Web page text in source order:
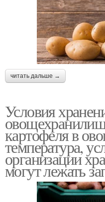
читать дальше →
Условия
картофеля в
температура,
организации
могут лежать